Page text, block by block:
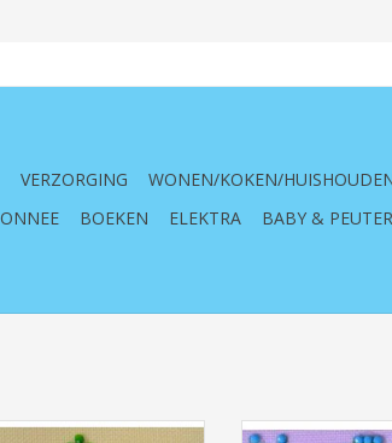
VERZORGING WONEN/KOKEN/
BOEKEN ELEKTRA BABY & PEUTER
Dotz Flower Mandala 1
Diamond Dotz